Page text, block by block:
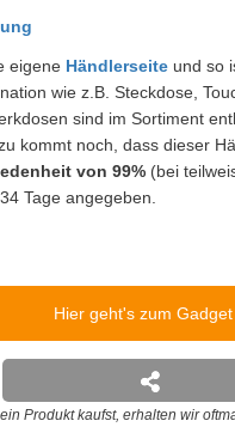
eigene Händlerseite und so
wie z.B. Steckdose,
sind im Sortiment
kommt noch, dass dieser
von 99% (bei
Tage angegeben.
Hier geht's zum Gadget
Produkt kaufst, erhalten wir